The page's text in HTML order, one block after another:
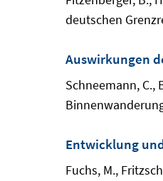
deutschen
Auswirkungen
Schneemann, C.,
Entwicklung
Fuchs, M.,